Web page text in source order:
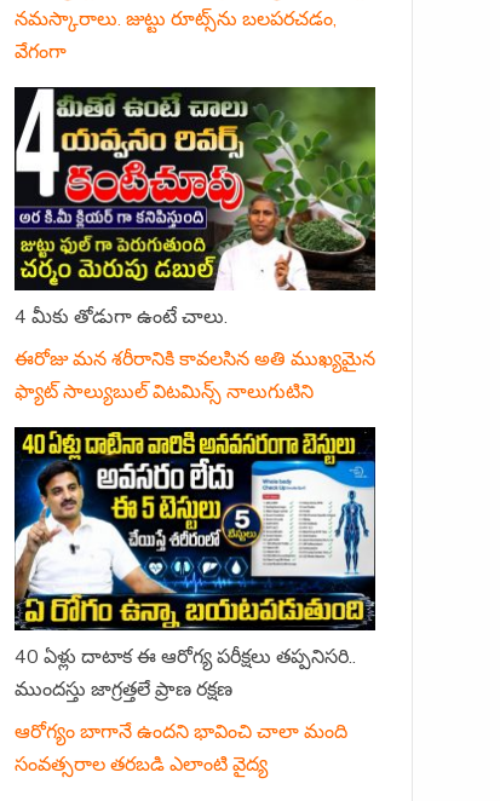
నమస్కారాలు. జుట్టు రూట్స్‌ను బలపరచడం,
వేగంగా
4 మీకు తోడుగా ఉంటే చాలు.
ఈరోజు మన శరీరానికి కావలసిన అతి ముఖ్యమైన
ఫ్యాట్ సాల్యుబుల్ విటమిన్స్ నాలుగుటిని
40 ఏళ్లు దాటాక ఈ ఆరోగ్య పరీక్షలు తప్పనిసరి..
ముందస్తు జాగ్రత్తలే ప్రాణ రక్షణ
ఆరోగ్యం బాగానే ఉందని భావించి చాలా మంది
సంవత్సరాల తరబడి ఎలాంటి వైద్య